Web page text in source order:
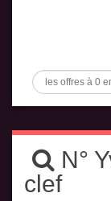
N°
clef